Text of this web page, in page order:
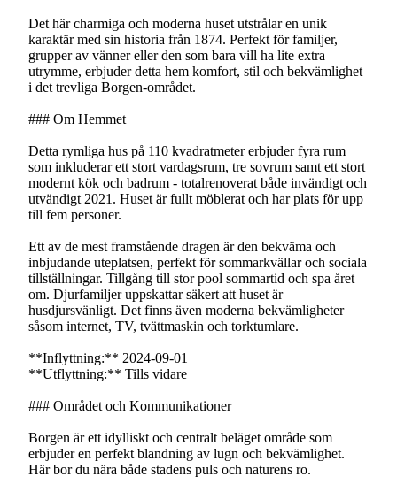
Det här charmiga och moderna huset utstrålar en unik
karaktär med sin historia från 1874. Perfekt för familjer,
grupper av vänner eller den som bara vill ha lite extra
utrymme, erbjuder detta hem komfort, stil och bekvämlighet
i det trevliga Borgen-området.
### Om Hemmet
Detta rymliga hus på 110 kvadratmeter erbjuder fyra rum
som inkluderar ett stort vardagsrum, tre sovrum samt ett stort
modernt kök och badrum - totalrenoverat både invändigt och
utvändigt 2021. Huset är fullt möblerat och har plats för upp
till fem personer.
Ett av de mest framstående dragen är den bekväma och
inbjudande uteplatsen, perfekt för sommarkvällar och sociala
tillställningar. Tillgång till stor pool sommartid och spa året
om. Djurfamiljer uppskattar säkert att huset är
husdjursvänligt. Det finns även moderna bekvämligheter
såsom internet, TV, tvättmaskin och torktumlare.
**Inflyttning:** 2024-09-01
**Utflyttning:** Tills vidare
### Området och Kommunikationer
Borgen är ett idylliskt och centralt beläget område som
erbjuder en perfekt blandning av lugn och bekvämlighet.
Här bor du nära både stadens puls och naturens ro.